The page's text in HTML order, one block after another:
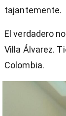
tajantemente.
El verdadero
Villa Álvarez.
Colombia.